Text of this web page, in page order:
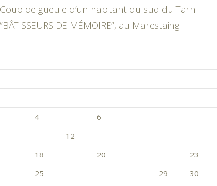
Coup de gueule d’un habitant du sud du Tarn
“BÂTISSEURS DE MÉMOIRE”, au Marestaing
4 6
12
18 20
23
25 29 30